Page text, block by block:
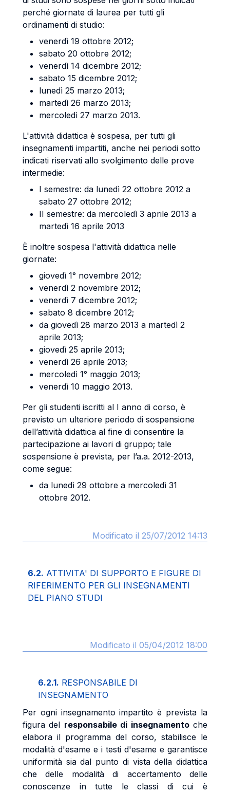
perché giornate di laurea per tutti gli
ordinamenti di studio:
venerdì 19 ottobre 2012;
sabato 20 ottobre 2012;
venerdì 14 dicembre 2012;
sabato 15 dicembre 2012;
lunedì 25 marzo 2013;
martedì 26 marzo 2013;
mercoledì 27 marzo 2013.
L'attività didattica è sospesa, per tutti gli
insegnamenti impartiti, anche nei periodi sotto
indicati riservati allo svolgimento delle prove
intermedie:
I semestre: da lunedì 22 ottobre 2012 a
sabato 27 ottobre 2012;
II semestre: da mercoledì 3 aprile 2013 a
martedì 16 aprile 2013
È inoltre sospesa l'attività didattica nelle
giornate:
giovedì 1° novembre 2012;
venerdì 2 novembre 2012;
venerdì 7 dicembre 2012;
sabato 8 dicembre 2012;
da giovedì 28 marzo 2013 a martedì 2
aprile 2013;
giovedì 25 aprile 2013;
venerdì 26 aprile 2013;
mercoledì 1° maggio 2013;
venerdì 10 maggio 2013.
Per gli studenti iscritti al I anno di corso, è
previsto un ulteriore periodo di sospensione
dell’attività didattica al fine di consentire la
partecipazione ai lavori di gruppo; tale
sospensione è prevista, per l’a.a. 2012-2013,
come segue:
da lunedì 29 ottobre a mercoledì 31
ottobre 2012.
Modificato il 25/07/2012 14:13
6.2. ATTIVITA' DI SUPPORTO E FIGURE DI
RIFERIMENTO PER GLI INSEGNAMENTI
DEL PIANO STUDI
Modificato il 05/04/2012 18:00
6.2.1. RESPONSABILE DI
INSEGNAMENTO
Per ogni insegnamento impartito è prevista la
figura del responsabile di insegnamentoche
elabora il programma del corso, stabilisce le
modalità d'esame e i testi d'esame e garantisce
uniformità sia dal punto di vista della didattica
che delle modalità di accertamento delle
conoscenze in tutte le classi di cui è